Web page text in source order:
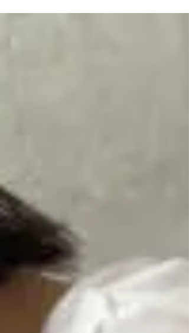
決済方法について。